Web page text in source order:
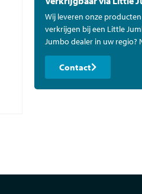
Wij leveren onze
verkrijgen bij een Little
Jumbo dealer in uw
Contact